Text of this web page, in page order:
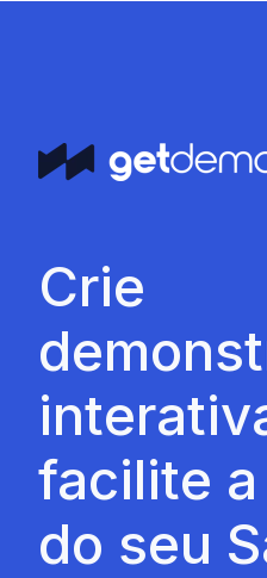
Crie
facilite
do seu